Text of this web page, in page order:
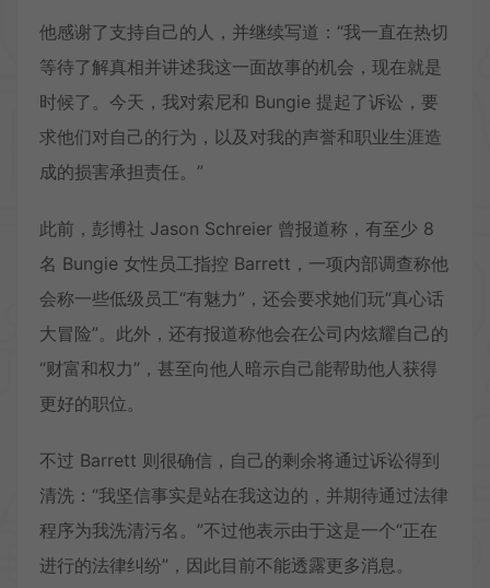
他感谢了支持自己的人，并继续写道：“我一直在热切
等待了解真相并讲述我这一面故事的机会，现在就是
时候了。今天，我对索尼和 Bungie 提起了诉讼，要
求他们对自己的行为，以及对我的声誉和职业生涯造
成的损害承担责任。”
此前，彭博社 Jason Schreier 曾报道称，有至少 8
名 Bungie 女性员工指控 Barrett，一项内部调查称他
会称一些低级员工“有魅力”，还会要求她们玩“真心话
大冒险”。此外，还有报道称他会在公司内炫耀自己的
“财富和权力”，甚至向他人暗示自己能帮助他人获得
更好的职位。
不过 Barrett 则很确信，自己的剩余将通过诉讼得到
清洗：“我坚信事实是站在我这边的，并期待通过法律
程序为我洗清污名。”不过他表示由于这是一个“正在
进行的法律纠纷”，因此目前不能透露更多消息。